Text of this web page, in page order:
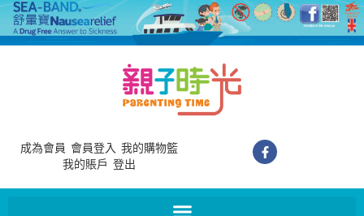
成為會員 會員登入 我的購物籃
我的賬戶 登出